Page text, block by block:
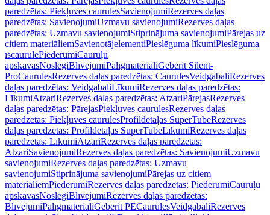
paredzētas: Piekļuves caurulesSavienojumiRezerves daļas
paredzētas: SavienojumiUzmavu savienojumiRezerves daļas
paredzētas: Uzmavu savienojumiStiprinājuma savienojumiPārejas uz
citiem materiāliemSavienotājelementiPieslēguma līkumiPieslēguma
īscaurulePiederumiCauruļu
apskavasNoslēgiBlīvējumiPalīgmateriāliGeberit Silent-
ProCaurulesRezerves daļas paredzētas: CaurulesVeidgabaliRezerves
daļas paredzētas: VeidgabaliLīkumiRezerves daļas paredzētas:
LīkumiAtzariRezerves daļas paredzētas: AtzariPārejasRezerves
daļas paredzētas: PārejasPiekļuves caurulesRezerves daļas
paredzētas: Piekļuves caurulesProfildetaļas SuperTubeRezerves
daļas paredzētas: Profildetaļas SuperTubeLīkumiRezerves daļas
paredzētas: LīkumiAtzariRezerves daļas paredzētas:
AtzariSavienojumiRezerves daļas paredzētas: SavienojumiUzmavu
savienojumiRezerves daļas paredzētas: Uzmavu
savienojumiStiprinājuma savienojumiPārejas uz citiem
materiāliemPiederumiRezerves daļas paredzētas: PiederumiCauruļu
apskavasNoslēgiBlīvējumiRezerves daļas paredzētas:
BlīvējumiPalīgmateriāliGeberit PECaurulesVeidgabaliRezerves